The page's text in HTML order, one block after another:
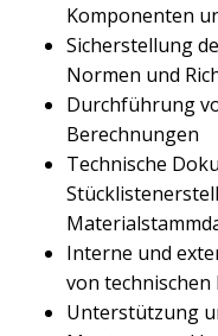
Komponenten
Sicherstellung
Normen und
Durchführung
Berechnungen
Technische
Interne und
von
Unterstützung